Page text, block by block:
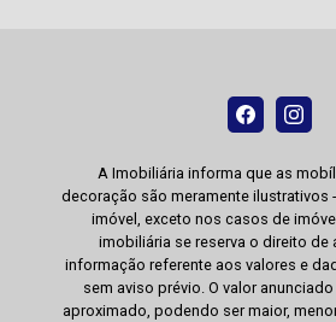
A Imobiliária informa que as
decoração são meramente ilustrativos
imóvel, exceto nos casos de
imobiliária se reserva o direito de
informação referente aos valores e
sem aviso prévio. O valor
aproximado, podendo ser maior,